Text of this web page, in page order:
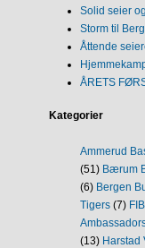
Solid seier
Storm til
Åttende
ÅRETS
Kategorier
Ammerud
(51) Bærum
(6) Bergen
Tigers (7)
(13) Harstad